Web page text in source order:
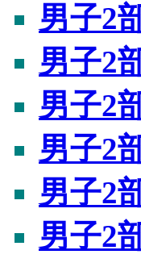
男子2
男子2
男子2
男子2
男子2
男子2